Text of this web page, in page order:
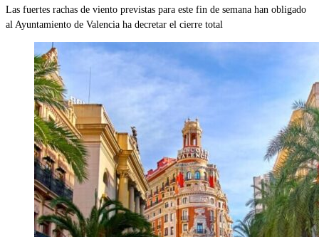
Las fuertes rachas de viento previstas para este fin de semana han obligado
al Ayuntamiento de Valencia ha decretar el cierre total